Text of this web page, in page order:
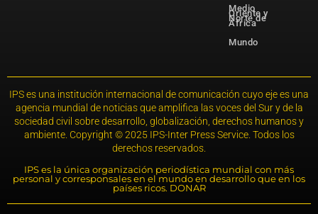
Medio
Oriente y
Norte de
África
Mundo
IPS es una institución internacional de comunicación cuyo eje es una
agencia mundial de noticias que amplifica las voces del Sur y de la
sociedad civil sobre desarrollo, globalización, derechos humanos y
ambiente. Copyright © 2025 IPS-Inter Press Service. Todos los
derechos reservados.
IPS es la única organización periodística mundial con más
personal y corresponsales en el mundo en desarrollo que en los
países ricos. DONAR